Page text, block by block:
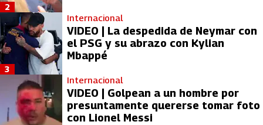
2
Internacional
VIDEO | La despedida de Neymar con
el PSG y su abrazo con Kylian
Mbappé
3
Internacional
VIDEO | Golpean a un hombre por
presuntamente quererse tomar foto
con Lionel Messi